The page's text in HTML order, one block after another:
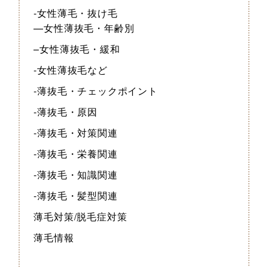
-女性薄毛・抜け毛
—女性薄抜毛・年齢別
–女性薄抜毛・緩和
-女性薄抜毛など
-薄抜毛・チェックポイント
-薄抜毛・原因
-薄抜毛・対策関連
-薄抜毛・栄養関連
-薄抜毛・知識関連
-薄抜毛・髪型関連
薄毛対策/脱毛症対策
薄毛情報